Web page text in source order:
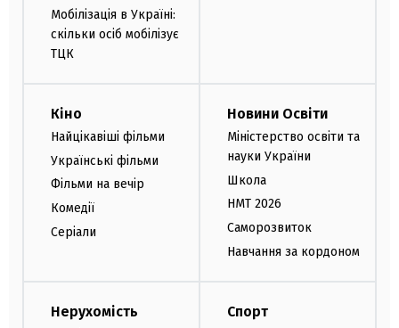
Мобілізація в Україні:
скільки осіб мобілізує
ТЦК
Кіно
Найцікавіші фільми
Українські фільми
Фільми на вечір
Комедії
Серіали
Новини Освіти
Міністерство освіти та
науки України
Школа
НМТ 2026
Саморозвиток
Навчання за кордоном
Нерухомість Спорт